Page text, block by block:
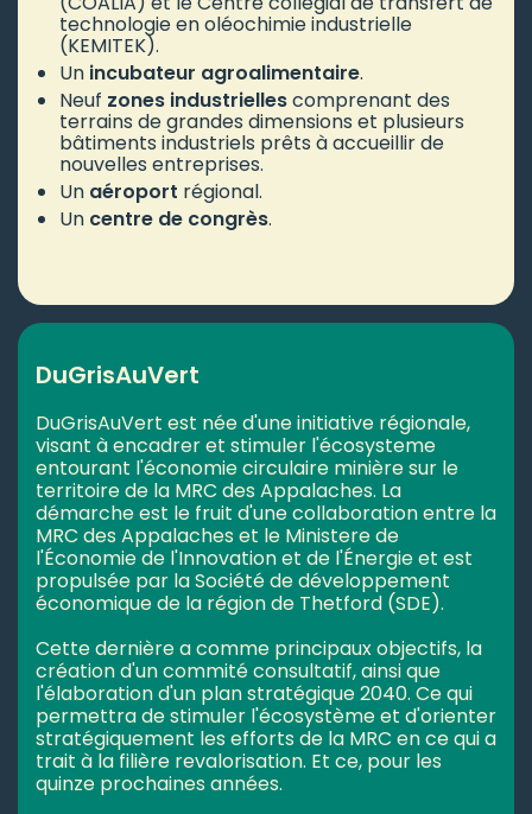
technologie en oléochimie industrielle
(KEMITEK).
Un incubateur agroalimentaire.
Neuf zones industriellescomprenant des
terrains de grandes dimensions et plusieurs
bâtiments industriels prêts à accueillir de
nouvelles entreprises.
Un aéroport régional.
Un centre de congrès.
DuGrisAuVert
DuGrisAuVert est née d'une initiative régionale,
visant à encadrer et stimuler l'écosysteme
entourant l'économie circulaire minière sur le
territoire de la MRC des Appalaches. La
démarche est le fruit d'une collaboration entre la
MRC des Appalaches et le Ministere de
l'Économie de l'Innovation et de l'Énergie et est
propulsée par la Société de développement
économique de la région de Thetford (SDE).
Cette dernière a comme principaux objectifs, la
création d'un commité consultatif, ainsi que
l'élaboration d'un plan stratégique 2040. Ce qui
permettra de stimuler l'écosystème et d'orienter
stratégiquement les efforts de la MRC en ce qui a
trait à la filière revalorisation. Et ce, pour les
quinze prochaines années.